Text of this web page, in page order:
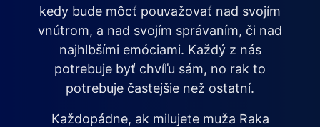
kedy bude môcť pouvažovať nad svojím
vnútrom, a nad svojím správaním, či nad
najhlbšími emóciami. Každý z nás
potrebuje byť chvíľu sám, no rak to
potrebuje častejšie než ostatní.
Každopádne, ak milujete muža Raka